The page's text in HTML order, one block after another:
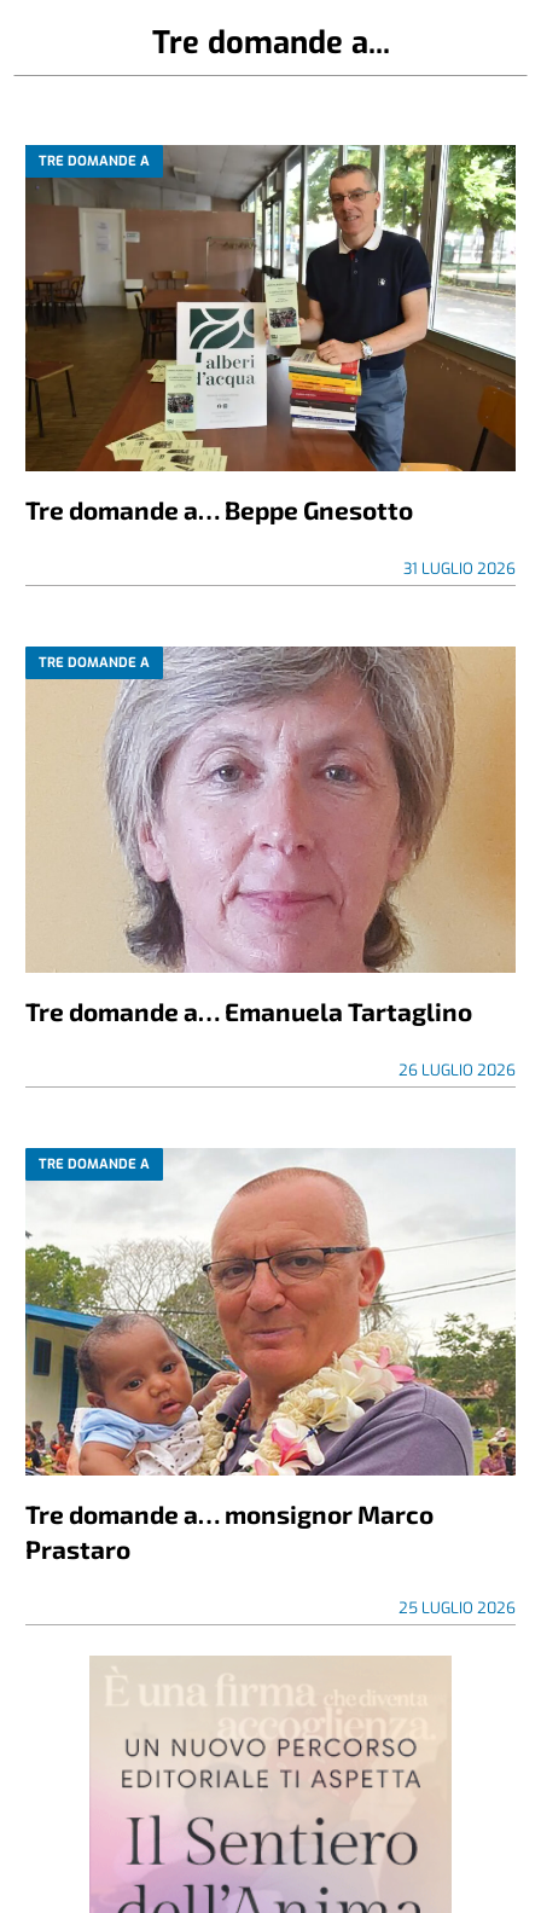
Tre domande a...
TRE DOMANDE A
Tre domande a… Beppe Gnesotto
31 LUGLIO 2026
TRE DOMANDE A
Tre domande a… Emanuela Tartaglino
26 LUGLIO 2026
TRE DOMANDE A
Tre domande a… monsignor Marco
Prastaro
25 LUGLIO 2026